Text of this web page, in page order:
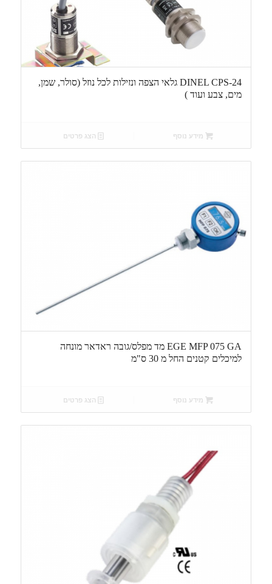
DINEL CPS-24 גלאי הצפה ונזילות לכל נוזל (סולר, שמן,
מים, צבע ועוד )
מידע נוסף הצג פרטים
EGE MFP 075 GA מד מפלס/גובה ראדאר מונחה
למיכלים קטנים החל מ 30 ס"מ
מידע נוסף הצג פרטים